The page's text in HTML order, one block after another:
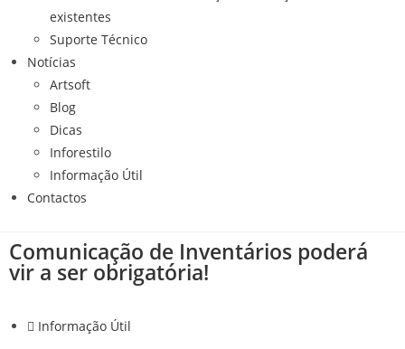
existentes
Suporte Técnico
Notícias
Artsoft
Blog
Dicas
Inforestilo
Informação Útil
Contactos
Comunicação de Inventários poderá
vir a ser obrigatória!
Informação Útil